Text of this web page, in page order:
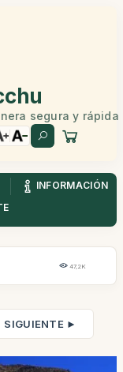
segura y rápida
INFORMACIÓN
47,2K
SIGUIENTE ►